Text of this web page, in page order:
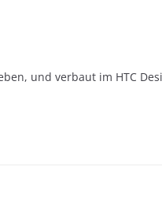
und verbaut im HTC